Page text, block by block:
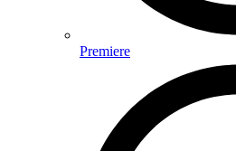
Premiere